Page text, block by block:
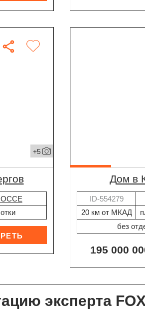
+5
дом в
ID-554279
20 км от МКАД
без
195 000
эксперта